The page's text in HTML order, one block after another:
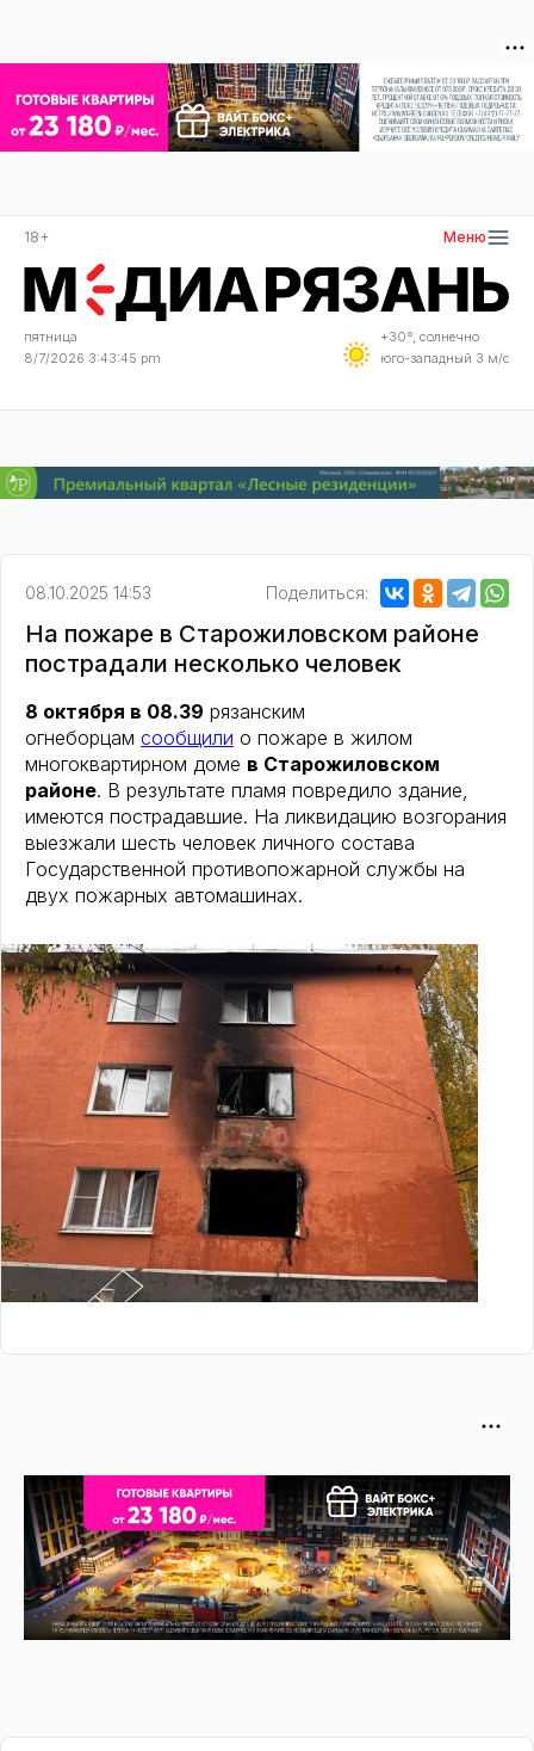
18+ Меню
пятница
8/7/2026 3:43:45 pm
+30°, солнечно
юго-западный 3 м/с
08.10.2025 14:53 Поделиться:
На пожаре в Старожиловском районе
пострадали несколько человек
8 октября в 08.39 рязанским
огнеборцам сообщили о пожаре в жилом
многоквартирном доме в Старожиловском
районе. В результате пламя повредило здание,
имеются пострадавшие. На ликвидацию возгорания
выезжали шесть человек личного состава
Государственной противопожарной службы на
двух пожарных автомашинах.